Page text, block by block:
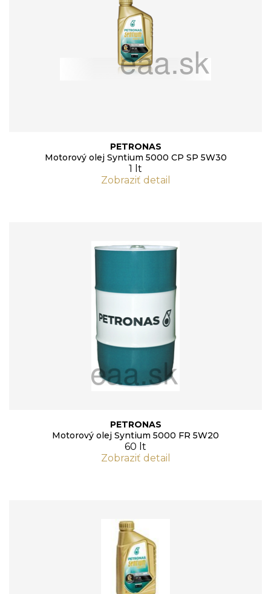
PETRONAS
Motorový olej Syntium 5000 CP SP 5W30
1 lt
Zobraziť detail
PETRONAS
Motorový olej Syntium 5000 FR 5W20
60 lt
Zobraziť detail